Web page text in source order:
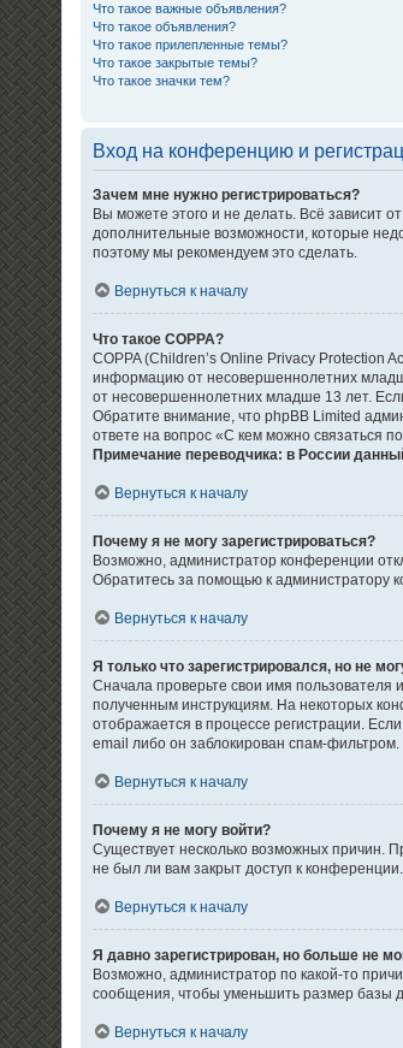
Что такое важные объявления?
Что такое объявления?
Что такое прилепленные темы?
Что такое закрытые темы?
Что такое значки тем?
Вход на конференцию и
Зачем мне нужно регистрироваться?
Вы можете этого и не делать. Всё зависит
дополнительные возможности, которые
поэтому мы рекомендуем это сделать.
Вернуться к началу
Что такое COPPA?
COPPA (Children’s Online Privacy Protection
информацию от несовершеннолетних
от несовершеннолетних младше 13 лет.
Обратите внимание, что phpBB Limited
ответе на вопрос «С кем можно связаться
Примечание переводчика: в России
Вернуться к началу
Почему я не могу зарегистрироваться?
Возможно, администратор конференции
Обратитесь за помощью к администратору
Вернуться к началу
Я только что зарегистрировался, но не
Сначала проверьте свои имя пользователя
полученным инструкциям. На некоторых
отображается в процессе регистрации.
email либо он заблокирован спам-
Вернуться к началу
Почему я не могу войти?
Существует несколько возможных причин.
не был ли вам закрыт доступ к
Вернуться к началу
Я давно зарегистрирован, но больше не
Возможно, администратор по какой-то
сообщения, чтобы уменьшить размер базы
Вернуться к началу